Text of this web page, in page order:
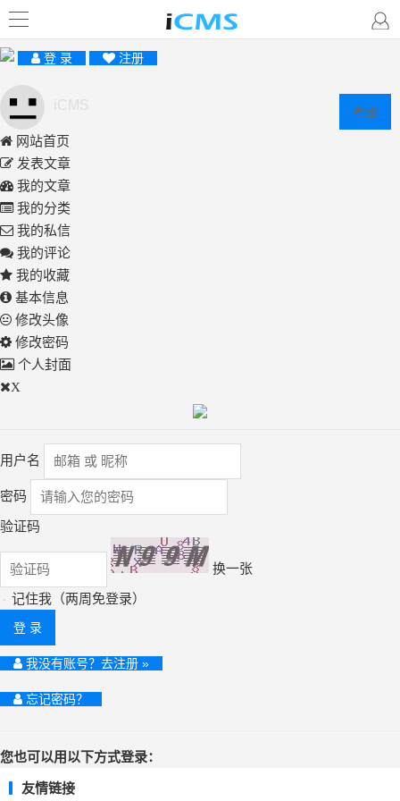
登 录 注册
登出
网站首页
发表文章
我的文章
我的分类
我的私信
我的评论
我的收藏
基本信息
修改头像
修改密码
个人封面
X
用户名
密码
验证码
换一张
记住我（两周免登录）
登 录
我没有账号？去注册 »
忘记密码？
您也可以用以下方式登录：
友情链接